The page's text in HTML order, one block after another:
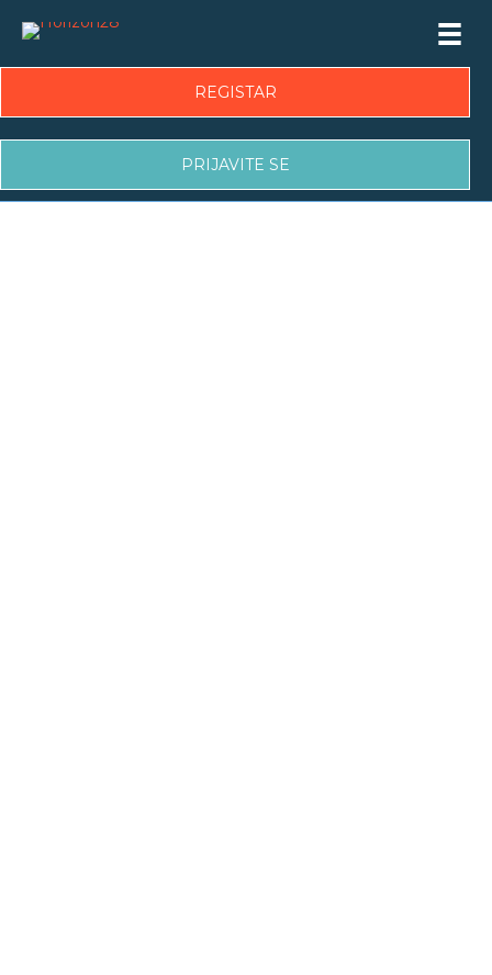
REGISTAR
PRIJAVITE SE